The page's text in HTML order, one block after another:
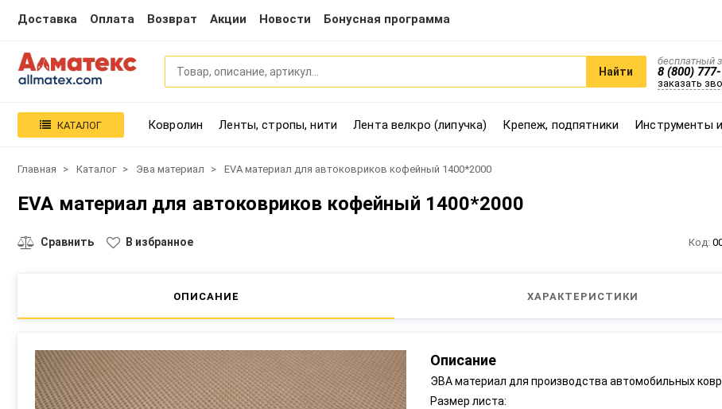
Доставка Оплата Возврат Акции Новости Бонусная программа
Найти
бесплатный
8 (800)
заказать
КАТАЛОГ Ковролин Ленты, стропы, нити Лента велкро (липучка) Крепеж, подпятники Инструменты
Главная Каталог Эва материал EVA материал для автоковриков кофейный 1400*2000
EVA материал для автоковриков кофейный 1400*2000
Сравнить В избранное Код:
ОПИСАНИЕ ХАРАКТЕРИСТИКИ
Описание
ЭВА материал для производства автомобильных
Размер листа: